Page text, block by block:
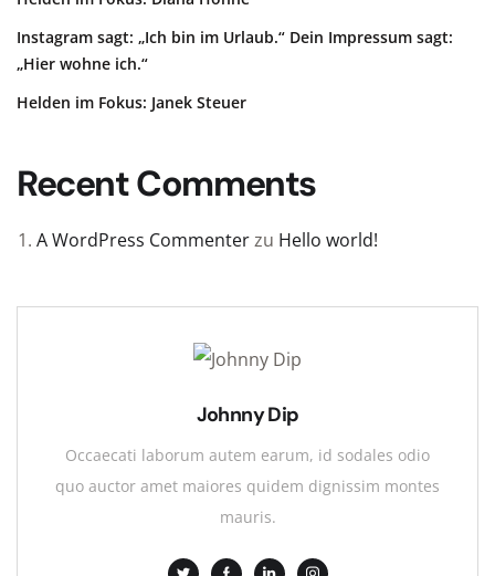
Instagram sagt: „Ich bin im Urlaub.“ Dein Impressum sagt:
„Hier wohne ich.“
Helden im Fokus: Janek Steuer
Recent Comments
A WordPress Commenterzu Hello world!
Johnny Dip
Occaecati laborum autem earum, id sodales odio
quo auctor amet maiores quidem dignissim montes
mauris.